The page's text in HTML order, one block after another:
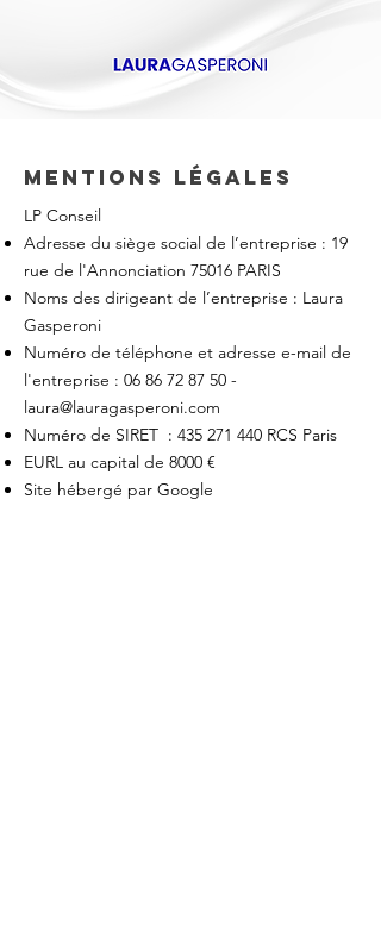
Mentions légales
LP Conseil
Adresse du siège social de l’entreprise : 19
rue de l'Annonciation 75016 PARIS
Noms des dirigeant de l’entreprise : Laura
Gasperoni
Numéro de téléphone et adresse e-mail de
l'entreprise : 06 86 72 87 50 -
laura@lauragasperoni.com
Numéro de SIRET : 435 271 440 RCS Paris
EURL au capital de 8000 €
Site hébergé par Google